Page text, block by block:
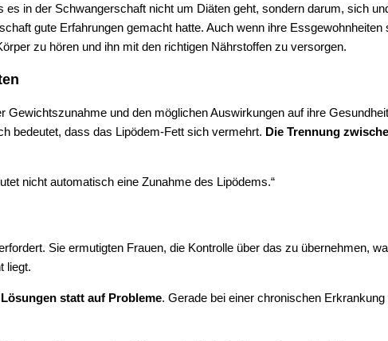
in der Schwangerschaft nicht um Diäten geht, sondern darum, sich
gute Erfahrungen gemacht hatte. Auch wenn ihre
zu hören und ihn mit den richtigen Nährstoffen zu versorgen.
und den möglichen Auswirkungen auf ihre
bedeutet, dass das Lipödem-Fett sich vermehrt. Die Trennung
nicht automatisch eine Zunahme des Lipödems.“
Sie ermutigten Frauen, die Kontrolle über das zu übernehmen,
liegt.
statt auf Probleme. Gerade bei einer chronischen